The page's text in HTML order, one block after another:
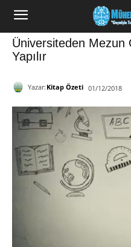
Üniversiteden Mezun
Yapılır
Yazar: Kitap Özeti 01/12/2018